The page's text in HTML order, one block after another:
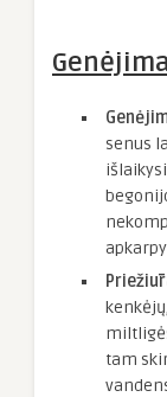
senus
tam